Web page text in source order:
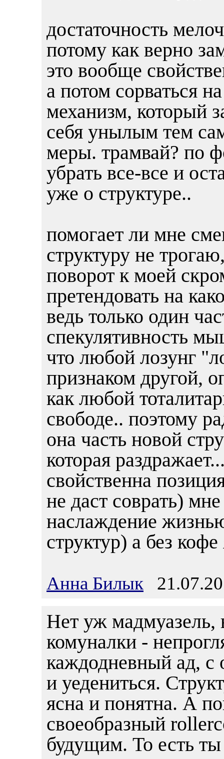
достаточность
потому как верно
это вообще
а потом сорваться
механизм, который
себя унылым тем
меры. трамвай? по
убрать все-все и
уже о структуре..
помогает ли мне
структуру не
поворот к моей
претендовать на
ведь только один
спекулятивность
что любой лозунг
признаком другой,
как любой
свободе.. поэтому
она часть новой
которая
свойственна
не даст соврать)
наслаждение
структур) а без
Анна Билык
Нет уж мадмуазель,
комуналки -
каждодневный ад, с
и уедениться.
ясна и понятна. А
своеобразный
будущим. То есть